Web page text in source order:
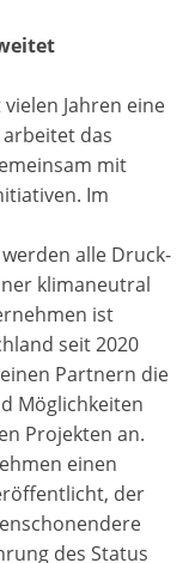
Jahren eine
das
mit
Im
alle Druck-
klimaneutral
ist
seit 2020
Partnern die
Möglichkeiten
Projekten an.
einen
der
des Status